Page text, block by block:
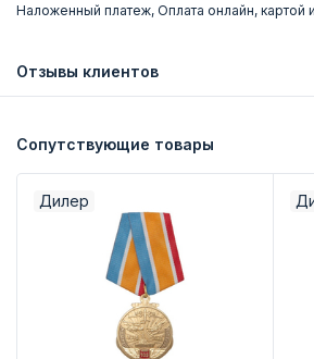
Наложенный платеж, Оплата онлайн, картой и
Отзывы клиентов
Сопутствующие товары
Дилер